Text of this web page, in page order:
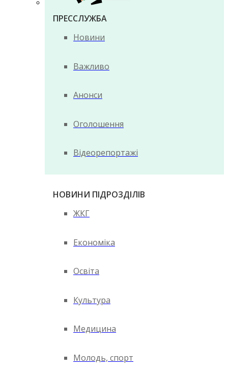
ПРЕССЛУЖБА
Новини
Важливо
Анонси
Оголошення
Відеорепортажі
НОВИНИ ПІДРОЗДІЛІВ
ЖКГ
Економіка
Освіта
Культура
Медицина
Молодь, спорт